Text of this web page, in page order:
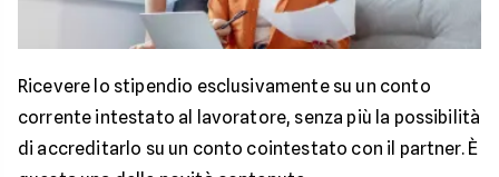
Ricevere lo stipendio esclusivamente su un conto
corrente intestato al lavoratore, senza più la possibilità
di accreditarlo su un conto cointestato con il partner. È